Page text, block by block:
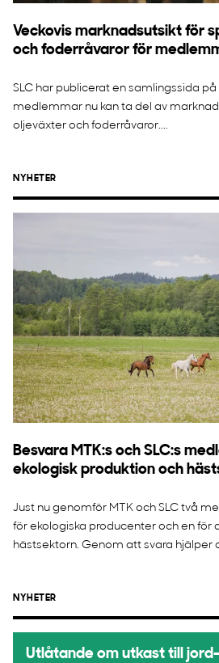
Veckovis marknadsutsikt för
och foderråvaror för
SLC har publicerat en samlingssida
medlemmar nu kan ta del av
oljeväxter och foderråvaror....
NYHETER
Besvara MTK:s och SLC:s
ekologisk produktion och
Just nu genomför MTK och SLC två
för ekologiska producenter och en för
hästsektorn. Genom att svara hjälper
NYHETER
Utlåtande om utkast till